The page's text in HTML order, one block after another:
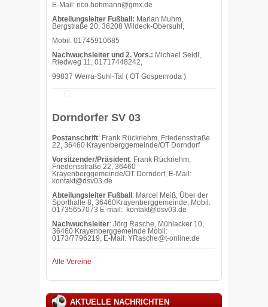
E-Mail: rico.hohmann@gmx.de
Abteilungsleiter Fußball: Marian Muhm,
Bergstraße 20, 36208 Wildeck-Obersuhl,
Mobil. 01745910685
Nachwuchsleiter und 2. Vors.: Michael Seidl,
Riedweg 11, 01717448242,
99837 Werra-Suhl-Tal ( OT Gospenroda )
Dorndorfer SV 03
Postanschrift: Frank Rückriehm, Friedensstraße
22, 36460 Krayenberggemeinde/OT Dorndorf
Vorsitzender/Präsident: Frank Rückriehm,
Friedensstraße 22, 36460
Krayenberggemeinde/OT Dorndorf, E-Mail:
kontakt@dsv03.de
Abteilungsleiter Fußball : Marcel Meiß, Über der
Sporthalle 8, 36460Krayenberggemeinde, Mobil:
01735657073 E-mail: kontakt@dsv03.de
Nachwuchsleiter: Jörg Rasche, Mühlacker 10,
36460 Krayenberggemeinde Mobil:
0173/7796219, E-Mail: YRasche@t-online.de
Alle Vereine
AKTUELLE NACHRICHTEN